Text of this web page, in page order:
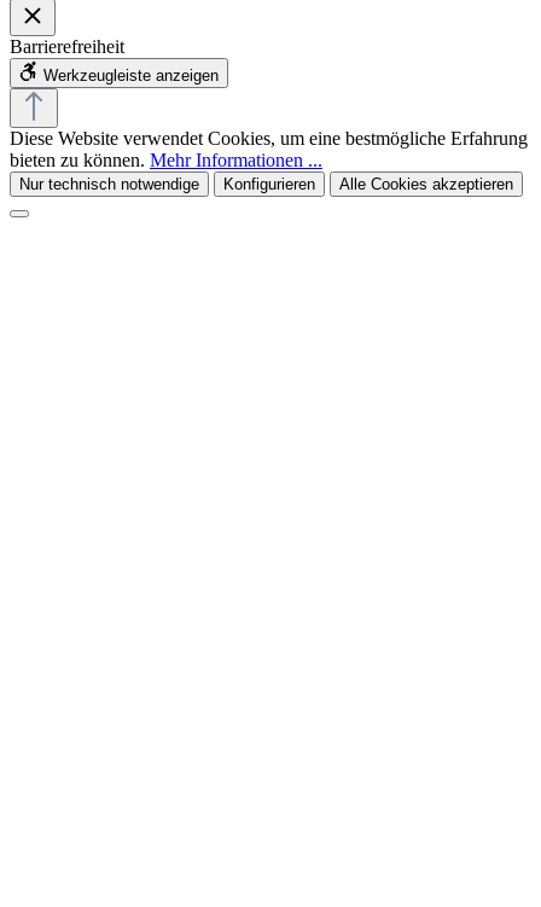
Barrierefreiheit
Werkzeugleiste anzeigen
Diese Website verwendet Cookies, um eine bestmögliche Erfahrung
bieten zu können. Mehr Informationen ...
Nur technisch notwendige Konfigurieren Alle Cookies akzeptieren